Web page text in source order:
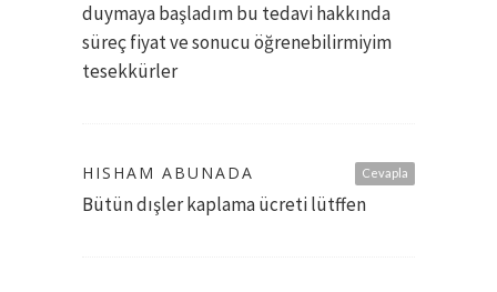
duymaya başladım bu tedavi hakkında
süreç fiyat ve sonucu öğrenebilirmiyim
tesekkürler
Cevapla
HISHAM ABUNADA
Bütün dışler kaplama ücreti lütffen